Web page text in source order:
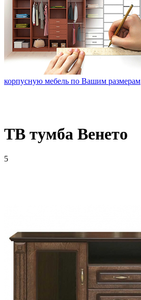
корпусную мебель по Вашим размерам
ТВ тумба Венето
5